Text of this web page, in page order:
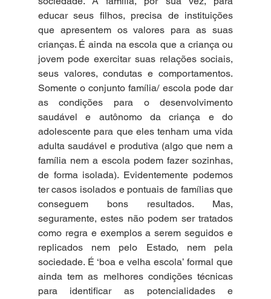
educar seus filhos, precisa de instituições
que apresentem os valores para as suas
crianças. É ainda na escola que a criança ou
jovem pode exercitar suas relações sociais,
seus valores, condutas e comportamentos.
Somente o conjunto família/ escola pode dar
as condições para o desenvolvimento
saudável e autônomo da criança e do
adolescente para que eles tenham uma vida
adulta saudável e produtiva (algo que nem a
família nem a escola podem fazer sozinhas,
de forma isolada). Evidentemente podemos
ter casos isolados e pontuais de famílias que
conseguem bons resultados. Mas,
seguramente, estes não podem ser tratados
como regra e exemplos a serem seguidos e
replicados nem pelo Estado, nem pela
sociedade. É ‘boa e velha escola’ formal que
ainda tem as melhores condições técnicas
para identificar as potencialidades e